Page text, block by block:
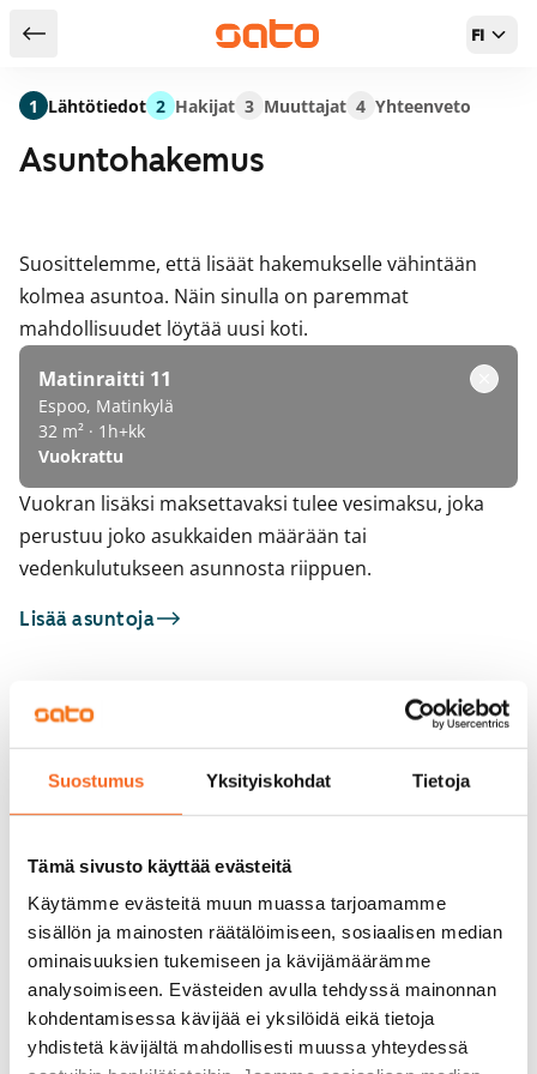
Suostumus Yksityiskohdat Tietoja
Tämä sivusto käyttää evästeitä
Käytämme evästeitä muun muassa tarjoamamme
sisällön ja mainosten räätälöimiseen, sosiaalisen median
ominaisuuksien tukemiseen ja kävijämäärämme
analysoimiseen. Evästeiden avulla tehdyssä mainonnan
kohdentamisessa kävijää ei yksilöidä eikä tietoja
yhdistetä kävijältä mahdollisesti muussa yhteydessä
Takaisin hakutuloksiin FI
Asuntohakemus
Suosittelemme, että lisäät hakemukselle vähintään
kolmea asuntoa. Näin sinulla on paremmat
mahdollisuudet löytää uusi koti.
Matinraitti 11
Espoo, Matinkylä
32 m² · 1h+kk
Vuokrattu
Vuokran lisäksi maksettavaksi tulee vesimaksu, joka
perustuu joko asukkaiden määrään tai
vedenkulutukseen asunnosta riippuen.
Lisää asuntoja
Sinua saattaisi kiinnostaa myös
1/25
Sepetlahdentie 6
Espoo, Matinkylä
Heti vapaa
1/22
Aapelinkatu 1
Espoo, Matinkylä
1 Lähtötiedot 2 Hakijat 3 Muuttajat 4 Yhteenveto